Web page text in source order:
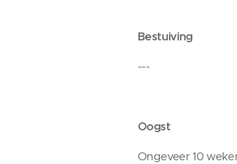
Bestuiving
---
Oogst
Ongeveer 10